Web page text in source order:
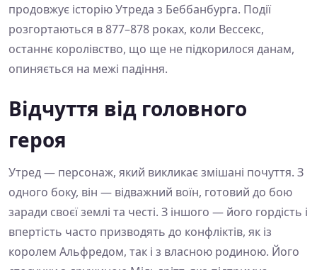
продовжує історію Утреда з Беббанбурга. Події
розгортаються в 877–878 роках, коли Вессекс,
останнє королівство, що ще не підкорилося данам,
опиняється на межі падіння.
Відчуття від головного
героя
Утред — персонаж, який викликає змішані почуття. З
одного боку, він — відважний воїн, готовий до бою
заради своєї землі та честі. З іншого — його гордість і
впертість часто призводять до конфліктів, як із
королем Альфредом, так і з власною родиною. Його